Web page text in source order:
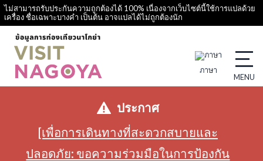
ไม่สามารถรับประกันความถูกต้องได้ 100% เนื่องจากเว็บไซต์นี้ใช้การแปลด้วย
เครื่อง ชื่อเฉพาะบางคำ เป็นต้น อาจแปลได้ไม่ถูกต้องนัก
ภาษา
ประกาศ
[เพื่อการเดินทางที่สะดวกสบายและ
ปลอดภัย: ขอความร่วมมือในการป้องกัน